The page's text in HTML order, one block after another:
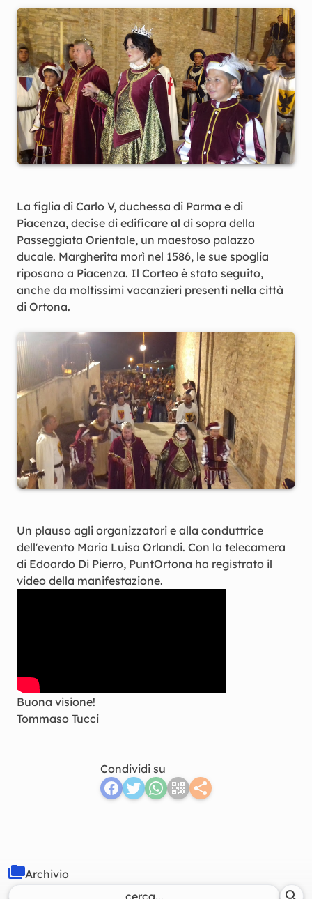
La figlia di Carlo V, duchessa di Parma e di
Piacenza, decise di edificare al di sopra della
Passeggiata Orientale, un maestoso palazzo
ducale. Margherita morì nel 1586, le sue spoglia
riposano a Piacenza. Il Corteo è stato seguito,
anche da moltissimi vacanzieri presenti nella città
di Ortona.
Un plauso agli organizzatori e alla conduttrice
dell'evento Maria Luisa Orlandi. Con la telecamera
di Edoardo Di Pierro, PuntOrtona ha registrato il
video della manifestazione.
Buona visione!
Tommaso Tucci
Condividi su
Archivio